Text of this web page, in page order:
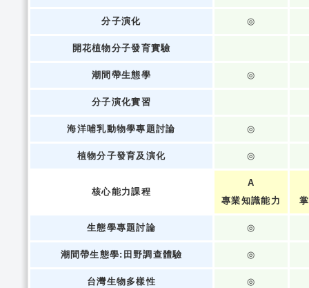
分子演化 ◎
開花植物分子發育實驗
潮間帶生態學 ◎
分子演化實習
海洋哺乳動物學專題討論 ◎
植物分子發育及演化 ◎
核心能力課程
A
專業知識能力
生態學專題討論 ◎
潮間帶生態學:田野調查體驗 ◎
台灣生物多樣性 ◎